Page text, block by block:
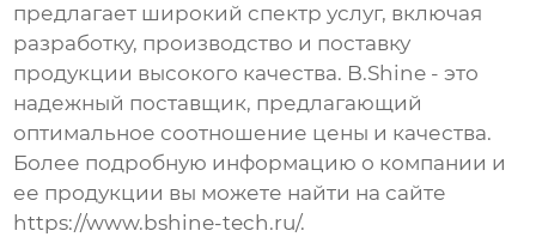
предлагает широкий спектр услуг, включая
разработку, производство и поставку
продукции высокого качества. B.Shine - это
надежный поставщик, предлагающий
оптимальное соотношение цены и качества.
Более подробную информацию о компании и
ее продукции вы можете найти на сайте
https://www.bshine-tech.ru/.